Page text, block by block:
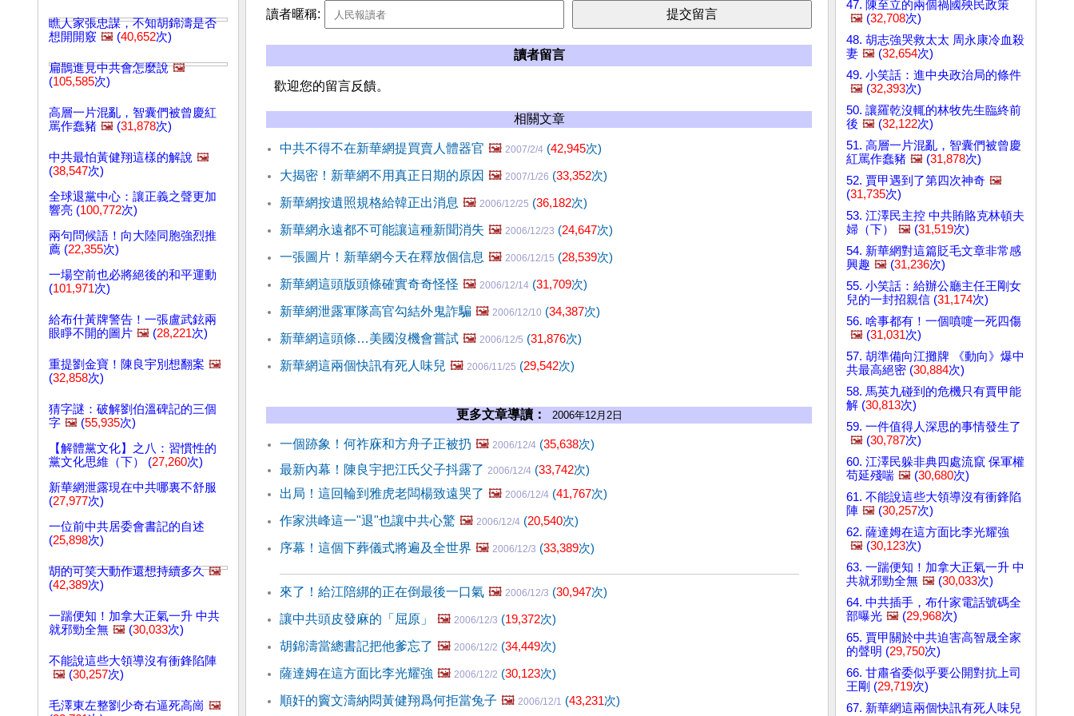
瞧人家張忠謀，不知胡錦濤是否
想開開竅 🖼️ (40,652次)
扁鵲進見中共會怎麼說 🖼️
(105,585次)
高層一片混亂，智囊們被曾慶紅
罵作蠢豬 🖼️ (31,878次)
中共最怕黃健翔這樣的解說 🖼️
(38,547次)
全球退黨中心：讓正義之聲更加
響亮 (100,772次)
兩句問候語！向大陸同胞強烈推
薦 (22,355次)
一場空前也必將絕後的和平運動
(101,971次)
給布什黃牌警告！一張盧武鉉兩
眼睜不開的圖片 🖼️ (28,221次)
重提劉金寶！陳良宇別想翻案 🖼️
(32,858次)
猜字謎：破解劉伯溫碑記的三個
字 🖼️ (55,935次)
【解體黨文化】之八：習慣性的
黨文化思維（下） (27,260次)
新華網泄露現在中共哪裏不舒服
(27,977次)
一位前中共居委會書記的自述
(25,898次)
胡的可笑大動作還想持續多久 🖼️
(42,389次)
一踹便知！加拿大正氣一升 中共
就邪勁全無 🖼️ (30,033次)
不能說這些大領導沒有衝鋒陷陣
🖼️ (30,257次)
毛澤東左整劉少奇右逼死高崗 🖼️
讀者暱稱:
讀者留言
歡迎您的留言反饋。
相關文章
中共不得不在新華網提買賣人體器官 🖼️ 2007/2/4 (42,945次)
大揭密！新華網不用真正日期的原因 🖼️ 2007/1/26 (33,352次)
新華網按遺照規格給韓正出消息 🖼️ 2006/12/25 (36,182次)
新華網永遠都不可能讓這種新聞消失 🖼️ 2006/12/23 (24,647次)
一張圖片！新華網今天在釋放個信息 🖼️ 2006/12/15 (28,539次)
新華網這頭版頭條確實奇奇怪怪 🖼️ 2006/12/14 (31,709次)
新華網泄露軍隊高官勾結外鬼詐騙 🖼️ 2006/12/10 (34,387次)
新華網這頭條…美國沒機會嘗試 🖼️ 2006/12/5 (31,876次)
新華網這兩個快訊有死人味兒 🖼️ 2006/11/25 (29,542次)
更多文章導讀： 2006年12月2日
一個跡象！何祚庥和方舟子正被扔 🖼️ 2006/12/4 (35,638次)
最新內幕！陳良宇把江氏父子抖露了 2006/12/4 (33,742次)
出局！這回輪到雅虎老闆楊致遠哭了 🖼️ 2006/12/4 (41,767次)
作家洪峰這一"退"也讓中共心驚 🖼️ 2006/12/4 (20,540次)
序幕！這個下葬儀式將遍及全世界 🖼️ 2006/12/3 (33,389次)
來了！給江陪綁的正在倒最後一口氣 🖼️ 2006/12/3 (30,947次)
讓中共頭皮發麻的「屈原」
🖼️ 2006/12/3 (19,372次)
胡錦濤當總書記把他爹忘了 🖼️ 2006/12/2 (34,449次)
薩達姆在這方面比李光耀強 🖼️ 2006/12/2 (30,123次)
順奸的竇文濤納悶黃健翔爲何拒當兔子 🖼️ 2006/12/1 (43,231次)
47. 陳至立的兩個禍國殃民政策
🖼️ (32,708次)
48. 胡志強哭救太太 周永康冷血殺
妻 🖼️ (32,654次)
49. 小笑話：進中央政治局的條件
🖼️ (32,393次)
50. 讓羅乾沒輒的林牧先生臨終前
後 🖼️ (32,122次)
51. 高層一片混亂，智囊們被曾慶
紅罵作蠢豬 🖼️ (31,878次)
52. 賈甲遇到了第四次神奇 🖼️
(31,735次)
53. 江澤民主控 中共賄賂克林頓夫
婦（下）
🖼️ (31,519次)
54. 新華網對這篇貶毛文章非常感
興趣 🖼️ (31,236次)
55. 小笑話：給辦公廳主任王剛女
兒的一封招親信 (31,174次)
56. 啥事都有！一個噴嚏一死四傷
🖼️ (31,031次)
57. 胡準備向江攤牌 《動向》爆中
共最高絕密 (30,884次)
58. 馬英九碰到的危機只有賈甲能
解 (30,813次)
59. 一件值得人深思的事情發生了
🖼️ (30,787次)
60. 江澤民躲非典四處流竄 保軍權
苟延殘喘 🖼️ (30,680次)
61. 不能說這些大領導沒有衝鋒陷
陣 🖼️ (30,257次)
62. 薩達姆在這方面比李光耀強
🖼️ (30,123次)
63. 一踹便知！加拿大正氣一升 中
共就邪勁全無 🖼️ (30,033次)
64. 中共插手，布什家電話號碼全
部曝光 🖼️ (29,968次)
65. 賈甲關於中共迫害高智晟全家
的聲明 (29,750次)
66. 甘肅省委似乎要公開對抗上司
王剛 (29,719次)
67. 新華網這兩個快訊有死人味兒